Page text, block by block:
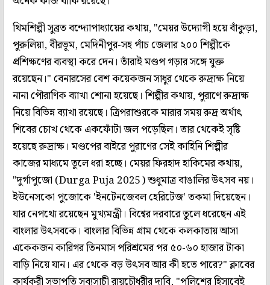
থিমশিল্পী সুব্রত বন্দ্যোপাধ্যায়ের কথায়, "মেয়র উদ্যোগী হয়ে বাঁকুড়া,
পুরুলিয়া, বীরভূম, মেদিনীপুর-সহ পাঁচ জেলার ২০০ শিল্পীকে
প্রশিক্ষণের ব্যবস্থা করে দেন। তাঁরাই মণ্ডপ গড়ার সঙ্গে যুক্ত
রয়েছেন।" বেনারসের বেশ কয়েকজন সাধুর থেকে রুদ্রাক্ষ নিয়ে
নানা পৌরাণিক ব্যাখা শোনা হয়েছে। শিল্পীর কথায়, পুরাণে রুদ্রাক্ষ
নিয়ে বিভিন্ন ব্যাখা রয়েছে। ত্রিপরাশুরকে মারার সময় রুদ্র অর্থাৎ
শিবের চোখ থেকে একফোঁটা জল পড়েছিল। তার থেকেই সৃষ্টি
হয়েছে রুদ্রাক্ষ। মণ্ডপের বাইরে পুরাণের সেই কাহিনি শিল্পীর
কাজের মাধ্যমে তুলে ধরা হচ্ছে। মেয়র ফিরহাদ হাকিমের কথায়,
"দুর্গাপুজো (Durga Puja 2025) শুধুমাত্র বাঙালির উৎসব নয়।
ইউনেসকো পুজোকে 'ইনটেনজেবল হেরিটেজ' তকমা দিয়েছেন।
যার নেপথ্যে রয়েছেন মুখ্যমন্ত্রী। বিশ্বের দরবারে তুলে ধরেছেন এই
বাংলার উৎসবকে। বাংলার বিভিন্ন গ্রাম থেকে কলকাতায় আসা
একেকজন কারিগর তিনমাস পরিশ্রমের পর ৫০-৬০ হাজার টাকা
বাড়ি নিয়ে যান। এর থেকে বড় উৎসব আর কী হতে পারে?" ক্লাবের